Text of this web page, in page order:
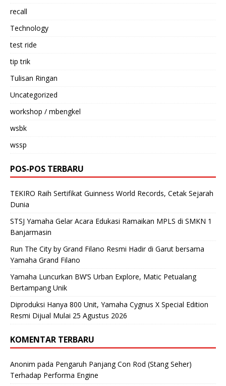
recall
Technology
test ride
tip trik
Tulisan Ringan
Uncategorized
workshop / mbengkel
wsbk
wssp
POS-POS TERBARU
TEKIRO Raih Sertifikat Guinness World Records, Cetak Sejarah
Dunia
STSJ Yamaha Gelar Acara Edukasi Ramaikan MPLS di SMKN 1
Banjarmasin
Run The City by Grand Filano Resmi Hadir di Garut bersama
Yamaha Grand Filano
Yamaha Luncurkan BW’S Urban Explore, Matic Petualang
Bertampang Unik
Diproduksi Hanya 800 Unit, Yamaha Cygnus X Special Edition
Resmi Dijual Mulai 25 Agustus 2026
KOMENTAR TERBARU
Anonim pada Pengaruh Panjang Con Rod (Stang Seher)
Terhadap Performa Engine